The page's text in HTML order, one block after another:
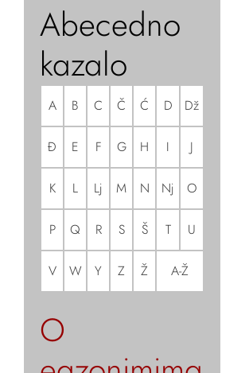
Abecedno
kazalo
A B C Č Ć D Dž
Đ E F G H I J
K L Lj M N Nj O
P Q R S Š T U
V W Y Z Ž A-Ž
O